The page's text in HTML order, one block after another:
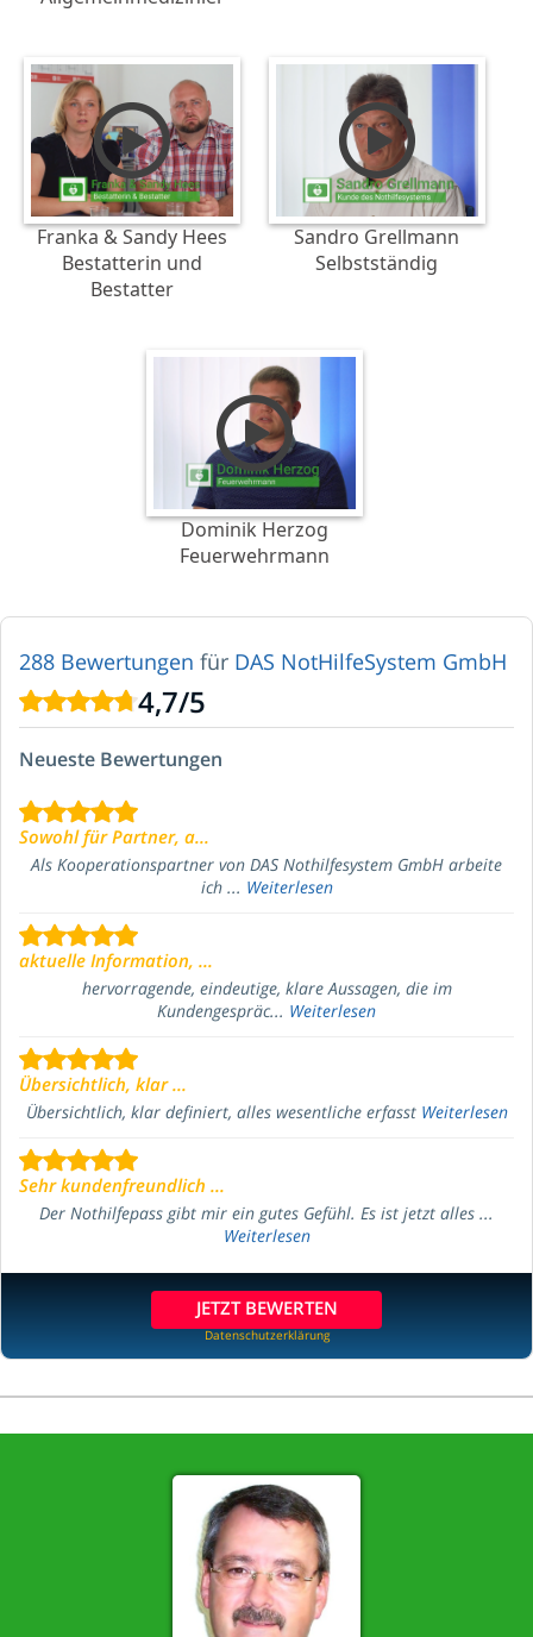
Franka & Sandy Hees
Bestatterin und
Bestatter
Sandro Grellmann
Selbstständig
Dominik Herzog
Feuerwehrmann
288 Bewertungen für DAS NotHilfeSystem GmbH
4,7/5
Neueste Bewertungen
Sowohl für Partner, a...
Als Kooperationspartner von DAS Nothilfesystem GmbH arbeite
ich ... Weiterlesen
aktuelle Information, ...
hervorragende, eindeutige, klare Aussagen, die im
Kundengespräc... Weiterlesen
Übersichtlich, klar ...
Übersichtlich, klar definiert, alles wesentliche erfasst Weiterlesen
Sehr kundenfreundlich ...
Der Nothilfepass gibt mir ein gutes Gefühl. Es ist jetzt alles ...
Weiterlesen
JETZT BEWERTEN
Datenschutzerklärung